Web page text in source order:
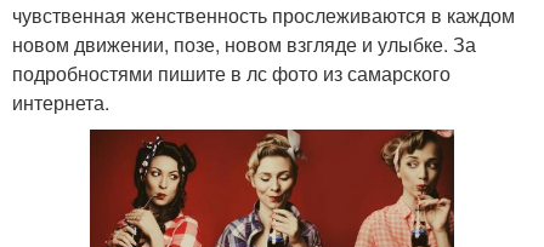
чувственная женственность прослеживаются в каждом
новом движении, позе, новом взгляде и улыбке. За
подробностями пишите в лс фото из самарского
интернета.